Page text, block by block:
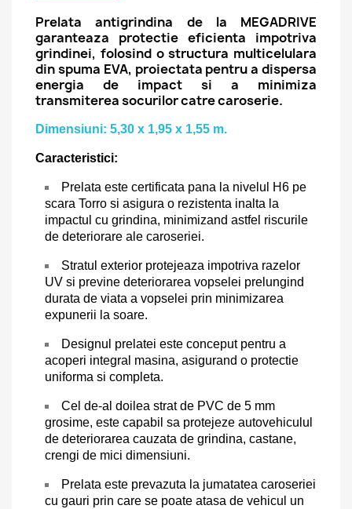
Prelata antigrindina de la MEGADRIVE
garanteaza protectie eficienta impotriva
grindinei, folosind o structura multicelulara
din spuma EVA, proiectata pentru a dispersa
energia de impact si a minimiza
transmiterea socurilor catre caroserie.
Dimensiuni: 5,30 x 1,95 x 1,55 m.
Caracteristici:
Prelata este certificata pana la nivelul H6 pe
scara Torro si asigura o rezistenta inalta la
impactul cu grindina, minimizand astfel riscurile
de deteriorare ale caroseriei.
Stratul exterior protejeaza impotriva razelor
UV si previne deteriorarea vopselei prelungind
durata de viata a vopselei prin minimizarea
expunerii la soare.
Designul prelatei este conceput pentru a
acoperi integral masina, asigurand o protectie
uniforma si completa.
Cel de-al doilea strat de PVC de 5 mm
grosime, este capabil sa protejeze autovehiculul
de deteriorarea cauzata de grindina, castane,
crengi de mici dimensiuni.
Prelata este prevazuta la jumatatea caroseriei
cu gauri prin care se poate atasa de vehicul un